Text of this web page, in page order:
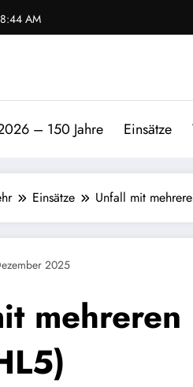
AM
– 150 Jahre Einsätze
Einsätze Unfall mit
2025